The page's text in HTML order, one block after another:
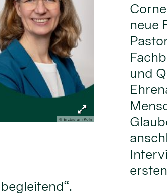
© Erzbistum Köln
neue
und